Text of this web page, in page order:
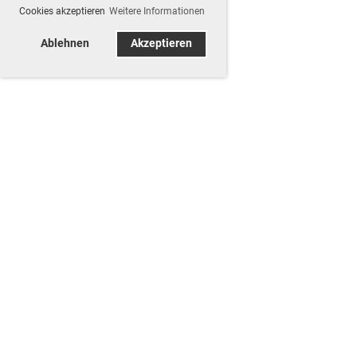
Cookies akzeptieren Weitere Informationen
Ablehnen Akzeptieren